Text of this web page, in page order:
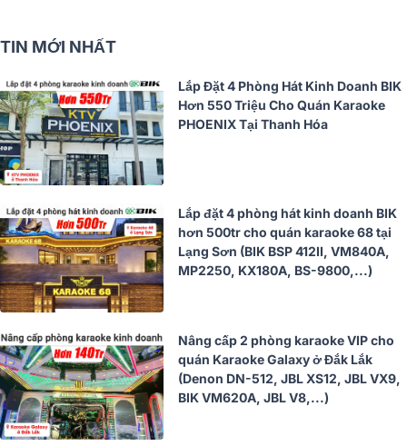
TIN MỚI NHẤT
Lắp Đặt 4 Phòng Hát Kinh Doanh BIK
Hơn 550 Triệu Cho Quán Karaoke
PHOENIX Tại Thanh Hóa
Lắp đặt 4 phòng hát kinh doanh BIK
hơn 500tr cho quán karaoke 68 tại
Lạng Sơn (BIK BSP 412II, VM840A,
MP2250, KX180A, BS-9800,...)
Nâng cấp 2 phòng karaoke VIP cho
quán Karaoke Galaxy ở Đắk Lắk
(Denon DN-512, JBL XS12, JBL VX9,
BIK VM620A, JBL V8,...)